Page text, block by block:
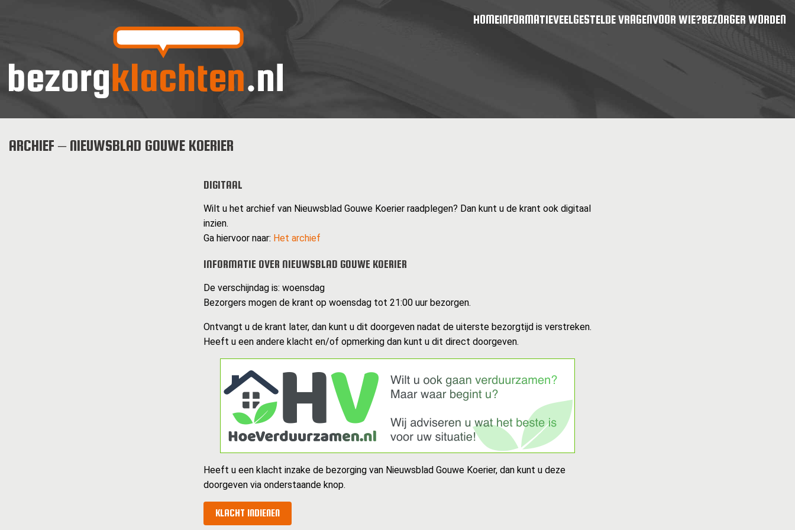
HOMEINFORMATIEVEELGESTELDE VRAGENVOOR WIE?BEZORGER WORDEN
ARCHIEF – NIEUWSBLAD GOUWE KOERIER
DIGITAAL
Wilt u het archief van Nieuwsblad Gouwe Koerier raadplegen? Dan kunt u de krant ook digitaal
inzien.
Ga hiervoor naar: Het archief
INFORMATIE OVER NIEUWSBLAD GOUWE KOERIER
De verschijndag is: woensdag
Bezorgers mogen de krant op woensdag tot 21:00 uur bezorgen.
Ontvangt u de krant later, dan kunt u dit doorgeven nadat de uiterste bezorgtijd is verstreken.
Heeft u een andere klacht en/of opmerking dan kunt u dit direct doorgeven.
Heeft u een klacht inzake de bezorging van Nieuwsblad Gouwe Koerier, dan kunt u deze
doorgeven via onderstaande knop.
KLACHT INDIENEN